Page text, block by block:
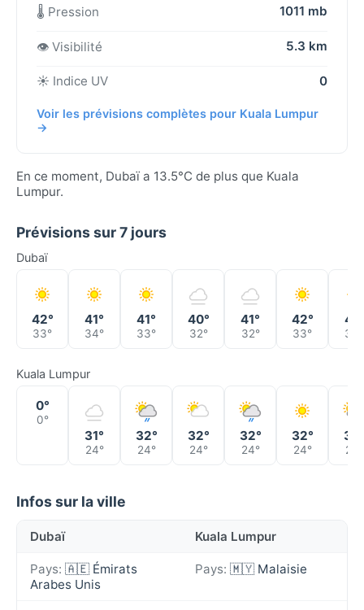
🌡️ Pression 1011 mb
👁️ Visibilité 5.3 km
☀️ Indice UV 0
Voir les prévisions complètes pour Kuala Lumpur
→
En ce moment, Dubaï a 13.5°C de plus que Kuala
Lumpur.
Prévisions sur 7 jours
Dubaï
42°
33°
41°
34°
41°
33°
40°
32°
41°
32°
42°
33°
41°
33°
Kuala Lumpur
0°
0°
31°
24°
32°
24°
32°
24°
32°
24°
32°
24° 24°
Infos sur la ville
Dubaï Kuala Lumpur
Pays: 🇦🇪 Émirats
Arabes Unis
Pays: 🇲🇾 Malaisie